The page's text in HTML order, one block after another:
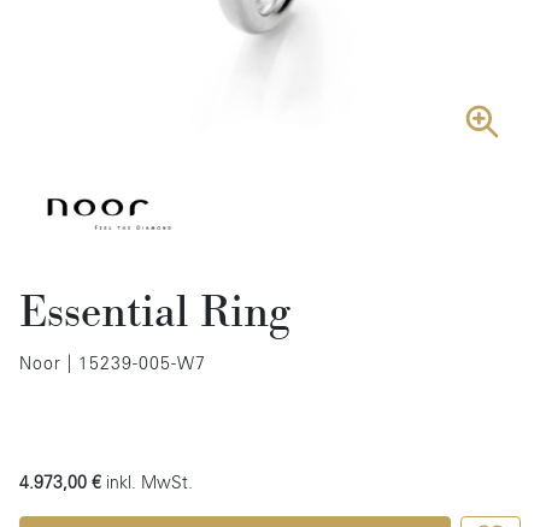
Essential Ring
Noor | 15239-005-W7
4.973,00 € inkl. MwSt.